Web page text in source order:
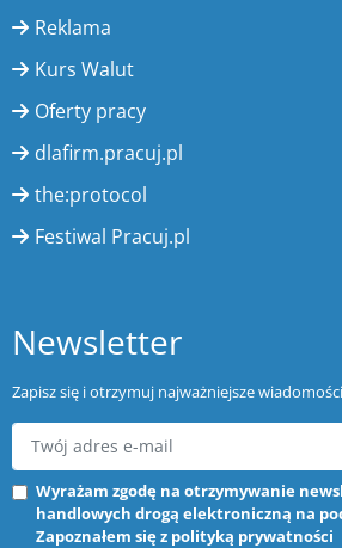
Reklama
Kurs Walut
Oferty pracy
dlafirm.pracuj.pl
the:protocol
Festiwal Pracuj.pl
Newsletter
Zapisz się i otrzymuj najważniejsze
Wyrażam zgodę na otrzymywanie
handlowych drogą elektroniczną na
Zapoznałem się z polityką prywatności